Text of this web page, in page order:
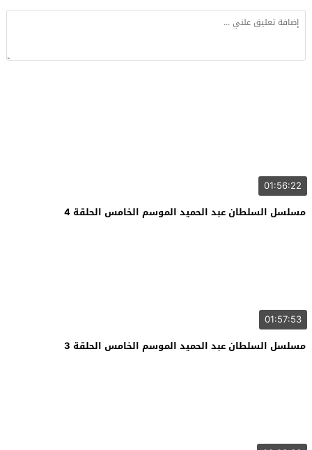
01:56:22
مسلسل السلطان عبد الحميد الموسم الخامس الحلقة 4
01:57:53
مسلسل السلطان عبد الحميد الموسم الخامس الحلقة 3